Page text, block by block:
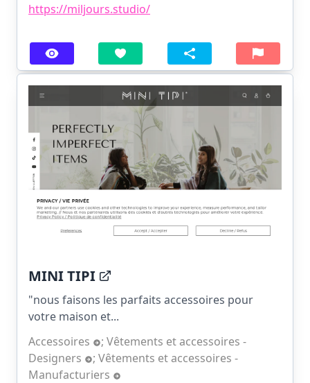
https://miljours.studio/
MINI TIPI
"nous faisons les parfaits accessoires pour
votre maison et...
Accessoires
; Vêtements et accessoires -
Designers
; Vêtements et accessoires -
Manufacturiers